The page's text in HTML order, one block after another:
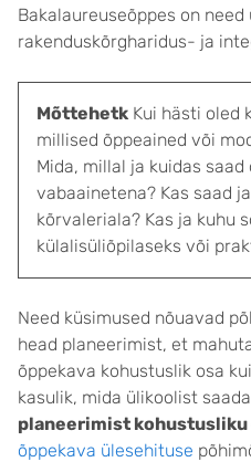
Bakalaureuseõppes on
rakenduskõrgharidus- ja
Mõttehetk Kui hästi oled
millised õppeained või
Mida, millal ja kuidas
vabaainetena? Kas saad
kõrvaleriala? Kas ja kuhu
külalisüliõpilaseks või
Need küsimused nõuavad
head planeerimist, et
õppekava kohustuslik osa
kasulik, mida ülikoolist
planeerimist kohustusliku
õppekava ülesehituse